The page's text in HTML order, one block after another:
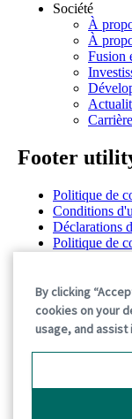
Société
À
À
Fusion
Footer
Politique de
Conditions
Déclarations
Politique de
©2026
By clicking
cookies on your
usage, and